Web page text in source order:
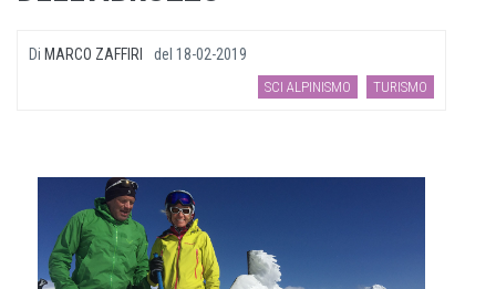
Di MARCO ZAFFIRI del 18-02-2019
SCI ALPINISMO TURISMO